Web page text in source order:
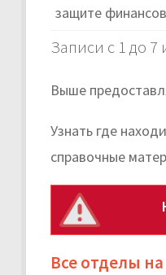
защите финансов
Записи с 1 до 7
Выше
Узнать где
справочные
Все отделы